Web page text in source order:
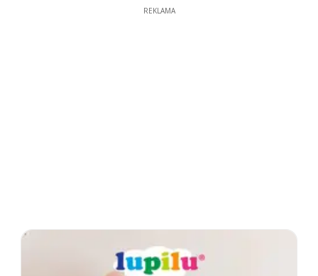
REKLAMA